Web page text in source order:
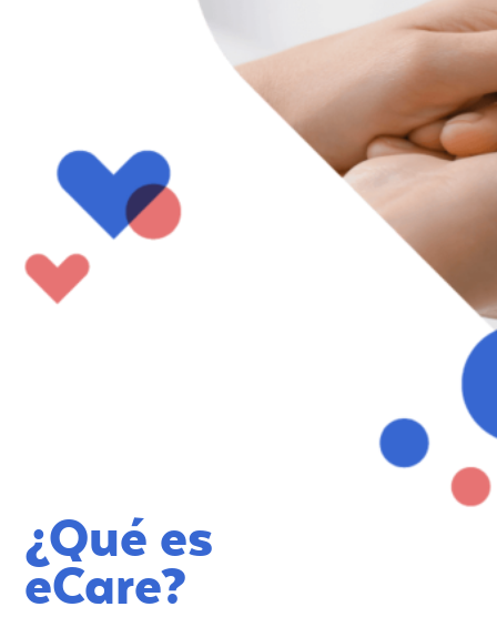
¿Qué es
eCare?